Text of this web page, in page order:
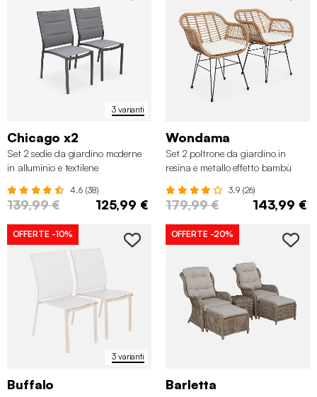
3 varianti
Chicago x2
Set 2 sedie da giardino moderne
in alluminio e textilene
4.6 (38)
139,99 € 125,99 €
Wondama
Set 2 poltrone da giardino in
resina e metallo effetto bambù
3.9 (26)
179,99 € 143,99 €
3 varianti
OFFERTE -10%
Buffalo
OFFERTE -20%
Barletta